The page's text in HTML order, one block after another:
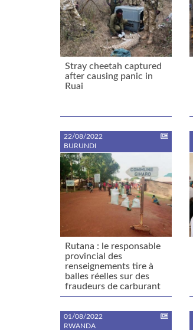
Stray cheetah captured
after causing panic in
Ruai
22/08/2022
BURUNDI
Rutana : le responsable
provincial des
renseignements tire à
balles réelles sur des
fraudeurs de carburant
01/08/2022
RWANDA